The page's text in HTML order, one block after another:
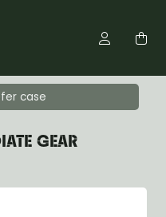
case
GEAR